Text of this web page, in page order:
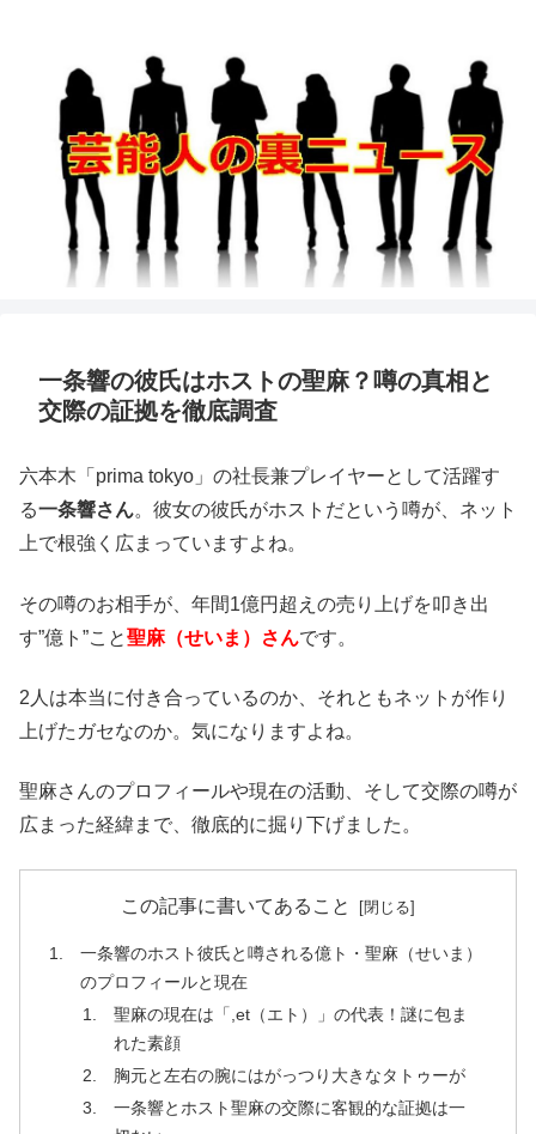
一条響の彼氏はホストの聖麻？噂の真相と
交際の証拠を徹底調査
六本木「prima tokyo」の社長兼プレイヤーとして活躍す
る一条響さん。彼女の彼氏がホストだという噂が、ネット
上で根強く広まっていますよね。
その噂のお相手が、年間1億円超えの売り上げを叩き出
す”億ト”こと聖麻（せいま）さんです。
2人は本当に付き合っているのか、それともネットが作り
上げたガセなのか。気になりますよね。
聖麻さんのプロフィールや現在の活動、そして交際の噂が
広まった経緯まで、徹底的に掘り下げました。
この記事に書いてあること
一条響のホスト彼氏と噂される億ト・聖麻（せいま）
のプロフィールと現在
聖麻の現在は「,et（エト）」の代表！謎に包ま
れた素顔
胸元と左右の腕にはがっつり大きなタトゥーが
一条響とホスト聖麻の交際に客観的な証拠は一